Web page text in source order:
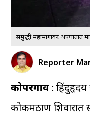
समुद्धी महामार्गावर अपघातात
Reporter
कोपरगाव : हिंदुहृदय
कोकमठाण शिवारात